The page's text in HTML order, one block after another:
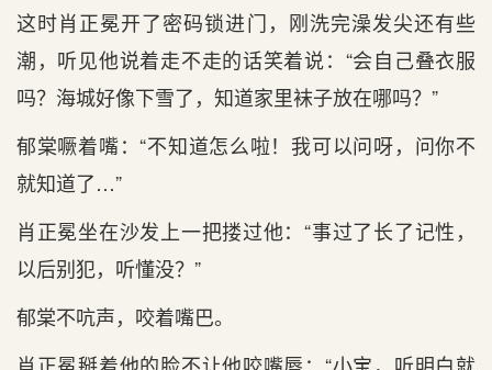
这时肖正冕开了密码锁进门，刚洗完澡发尖还有些
潮，听见他说着走不走的话笑着说：“会自己叠衣服
吗？海城好像下雪了，知道家里袜子放在哪吗？”
郁棠噘着嘴：“不知道怎么啦！我可以问呀，问你不
就知道了…”
肖正冕坐在沙发上一把搂过他：“事过了长了记性，
以后别犯，听懂没？”
郁棠不吭声，咬着嘴巴。